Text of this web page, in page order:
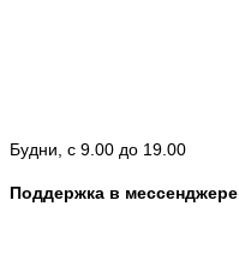
Будни, с 9.00 до 19.00
Поддержка в мессенджере